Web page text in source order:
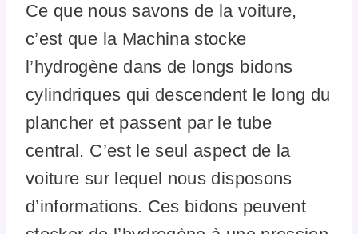
Ce que nous savons de la voiture,
c’est que la Machina stocke
l’hydrogène dans de longs bidons
cylindriques qui descendent le long du
plancher et passent par le tube
central. C’est le seul aspect de la
voiture sur lequel nous disposons
d’informations. Ces bidons peuvent